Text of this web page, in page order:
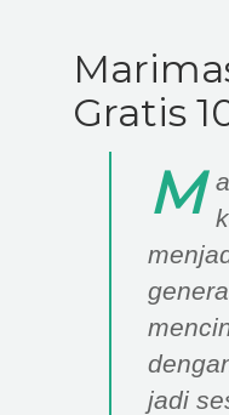
Gratis
M
jadi